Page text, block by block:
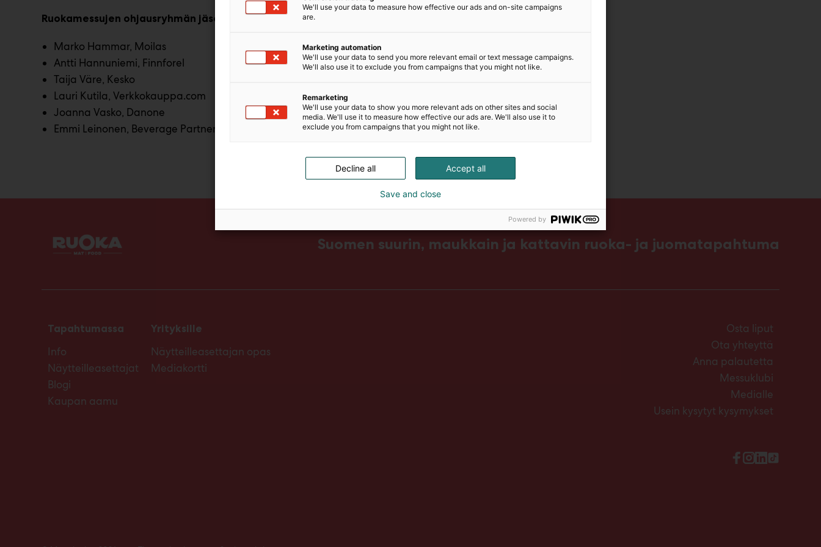
Ruokamessujen ohjausryhmän jäsenet:
Marko Hammar, Moilas
Antti Hannuniemi, Finnforel
Taija Väre, Kesko
Lauri Kutila, Verkkokauppa.com
Joanna Vasko, Danone
Emmi Leinonen, Beverage Partners Finland
Suomen suurin, maukkain ja kattavin ruoka- ja juomatapahtuma
Tapahtumassa
Info
Näytteilleasettajat
Blogi
Kaupan aamu
Yrityksille
Näytteilleasettajan opas
Mediakortti
Osta liput
Ota yhteyttä
Anna palautetta
Messuklubi
Medialle
Usein kysytyt kysymykset
We'll use your data to measure how effective our ads and on-site campaigns
are.
Marketing automation
We'll use your data to send you more relevant email or text message campaigns.
We'll also use it to exclude you from campaigns that you might not like.
Remarketing
We'll use your data to show you more relevant ads on other sites and social
media. We'll use it to measure how effective our ads are. We'll also use it to
exclude you from campaigns that you might not like.
Accept all
Decline all
Save and close
Powered by